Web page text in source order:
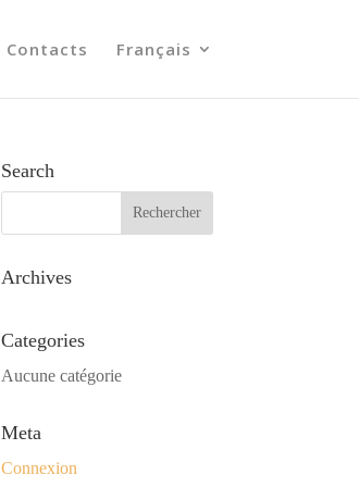
Contacts Français
Search
Archives
Categories
Aucune catégorie
Meta
Connexion